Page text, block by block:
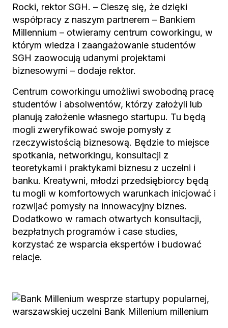
Rocki, rektor SGH. – Cieszę się, że dzięki
współpracy z naszym partnerem – Bankiem
Millennium – otwieramy centrum coworkingu, w
którym wiedza i zaangażowanie studentów
SGH zaowocują udanymi projektami
biznesowymi – dodaje rektor.
Centrum coworkingu umożliwi swobodną pracę
studentów i absolwentów, którzy założyli lub
planują założenie własnego startupu. Tu będą
mogli zweryfikować swoje pomysły z
rzeczywistością biznesową. Będzie to miejsce
spotkania, networkingu, konsultacji z
teoretykami i praktykami biznesu z uczelni i
banku. Kreatywni, młodzi przedsiębiorcy będą
tu mogli w komfortowych warunkach inicjować i
rozwijać pomysły na innowacyjny biznes.
Dodatkowo w ramach otwartych konsultacji,
bezpłatnych programów i case studies,
korzystać ze wsparcia ekspertów i budować
relacje.